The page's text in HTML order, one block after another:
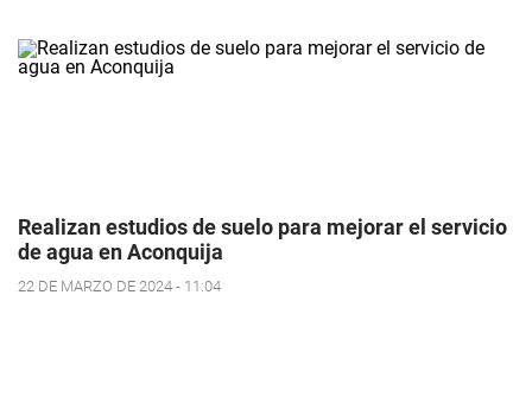
Realizan estudios de suelo para mejorar el servicio
de agua en Aconquija
22 DE MARZO DE 2024 - 11:04